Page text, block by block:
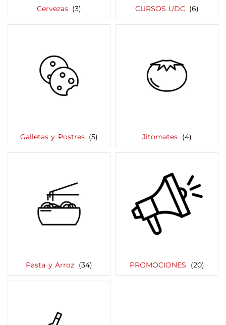
Cervezas (3) CURSOS UDC (6)
Galletas y Postres (5) Jitomates (4)
Pasta y Arroz (34) PROMOCIONES (20)